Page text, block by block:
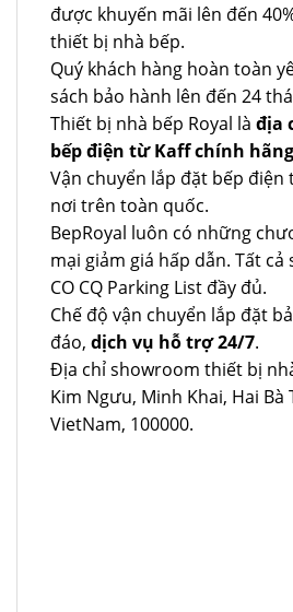
được khuyến mãi lên đến
thiết bị nhà bếp.
Quý khách hàng hoàn toàn
sách bảo hành lên đến 24
Thiết bị nhà bếp Royal là địa
bếp điện từ Kaff chính
Vận chuyển lắp đặt bếp
nơi trên toàn quốc.
BepRoyal luôn có những
mại giảm giá hấp dẫn. Tất cả
CO CQ Parking List đầy đủ.
Chế độ vận chuyển lắp đặt
đáo, dịch vụ hỗ trợ 24/7.
Địa chỉ showroom thiết bị
Kim Ngưu, Minh Khai, Hai Bà
VietNam, 100000.